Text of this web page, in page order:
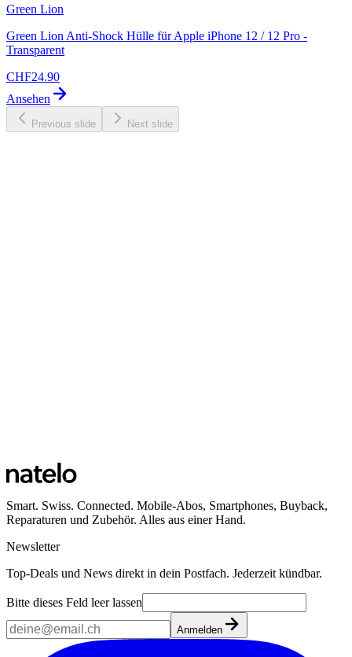
Green Lion
Green Lion Anti-Shock Hülle für Apple iPhone 12 / 12 Pro -
Transparent
CHF24.90
Ansehen
Previous slide Next slide
Smart. Swiss. Connected. Mobile-Abos, Smartphones, Buyback,
Reparaturen und Zubehör. Alles aus einer Hand.
Newsletter
Top-Deals und News direkt in dein Postfach. Jederzeit kündbar.
Bitte dieses Feld leer lassen
Anmelden